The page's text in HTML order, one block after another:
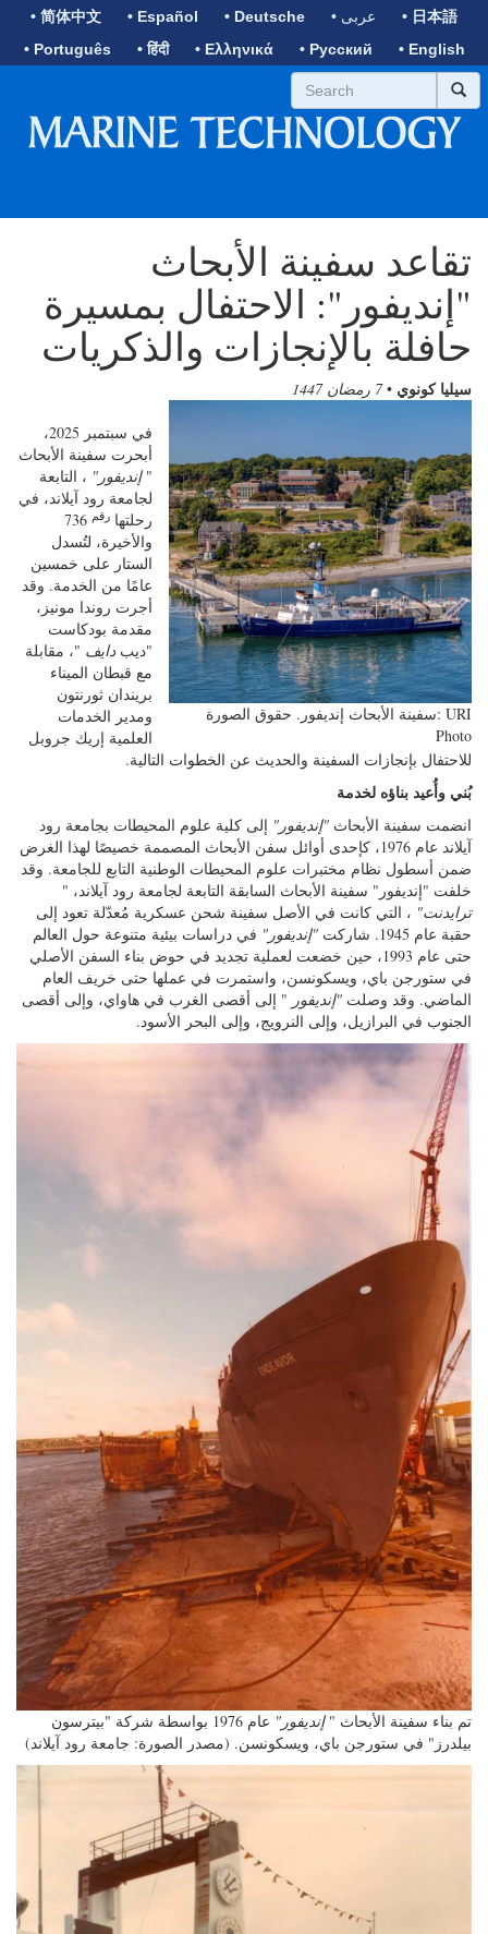
• 简体中文 • Español • Deutsche • عربى
• 日本語
• Português
• हिंदी • Ελληνικά • Русский • English
تقاعد سفينة الأبحاث
"إنديفور": الاحتفال بمسيرة
حافلة بالإنجازات والذكريات
سيليا كونوي •7 رمضان 1447
سفينة الأبحاث إنديفور. حقوق الصورة: URI
Photo
في سبتمبر 2025،
أبحرت سفينة الأبحاث
"إنديفور" ، التابعة
لجامعة رود آيلاند، في
رحلتها رقم 736
والأخيرة، لتُسدل
الستار على خمسين
عامًا من الخدمة. وقد
أجرت روندا مونيز،
مقدمة بودكاست
"ديب دايف "، مقابلة
مع قبطان الميناء
بريندان ثورنتون
ومدير الخدمات
العلمية إريك جروبل
للاحتفال بإنجازات السفينة والحديث عن الخطوات التالية.
بُني وأُعيد بناؤه لخدمة
انضمت سفينة الأبحاث "إنديفور" إلى كلية علوم المحيطات بجامعة رود
آيلاند عام 1976، كإحدى أوائل سفن الأبحاث المصممة خصيصًا لهذا الغرض
ضمن أسطول نظام مختبرات علوم المحيطات الوطنية التابع للجامعة. وقد
خلفت "إنديفور" سفينة الأبحاث السابقة التابعة لجامعة رود آيلاند، "
ترايدنت" ، التي كانت في الأصل سفينة شحن عسكرية مُعدّلة تعود إلى
حقبة عام 1945. شاركت
"إنديفور" في دراسات بيئية متنوعة حول العالم
حتى عام 1993، حين خضعت لعملية تجديد في حوض بناء السفن الأصلي
في ستورجن باي، ويسكونسن، واستمرت في عملها حتى خريف العام
الماضي. وقد وصلت "إنديفور " إلى أقصى الغرب في هاواي، وإلى أقصى
الجنوب في البرازيل، وإلى النرويج، وإلى البحر الأسود.
تم بناء سفينة الأبحاث "إنديفور"
عام 1976 بواسطة شركة "بيترسون
بيلدرز" في ستورجن باي، ويسكونسن. (مصدر الصورة: جامعة رود آيلاند)